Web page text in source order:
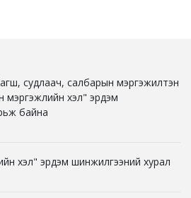
судлаач, салбарын мэргэжилтэн
мэргэжлийн хэл" эрдэм
байна
хэл" эрдэм шинжилгээний хурал